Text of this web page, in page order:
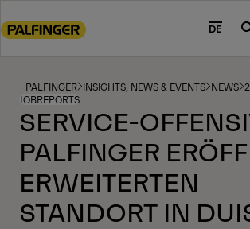
to
footer
content
DE
PALFINGER INSIGHTS, NEWS & EVENTS NEWS
JOBREPORTS
SERVICE-
PALFINGER
ERWEITERTEN
STANDORT IN